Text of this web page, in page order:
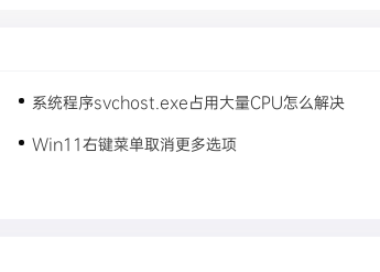
系统程序svchost.exe占用大量CPU怎么解决
Win11右键菜单取消更多选项